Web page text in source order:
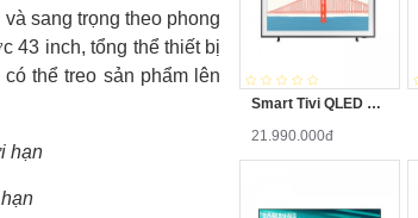
sang trọng theo phong
43 inch, tổng thể thiết bị
thể treo sản phẩm lên
Smart Tivi QLED Samsung 4K QA43LS03AAKXXV
21.990.000đ